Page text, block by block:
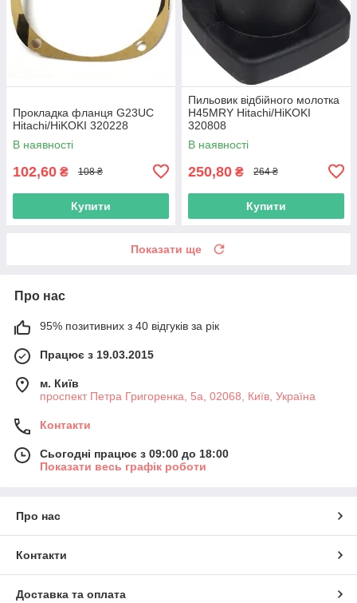
Прокладка фланця G23UC
Hitachi/HiKOKI 320228
В наявності
102,60 ₴ 108 ₴
Купити
Пильовик відбійного молотка
H45MRY Hitachi/HiKOKI
320808
В наявності
250,80 ₴ 264 ₴
Купити
Показати ще
Про нас
95% позитивних з 40 відгуків за рік
Працює з 19.03.2015
м. Київ
проспект Петра Григоренка, 5а, 02068, Київ, Україна
Контакти
Сьогодні працює з 09:00 до 18:00
Показати весь графік роботи
Про нас
Контакти
Доставка та оплата